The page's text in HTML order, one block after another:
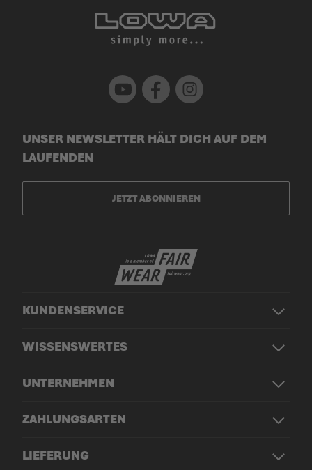
Youtube Facebook Instagram
KUNDENSERVICE
WISSENSWERTES
UNTERNEHMEN
ZAHLUNGSARTEN
LIEFERUNG
UNSER NEWSLETTER HÄLT DICH AUF DEM
LAUFENDEN
JETZT ABONNIEREN